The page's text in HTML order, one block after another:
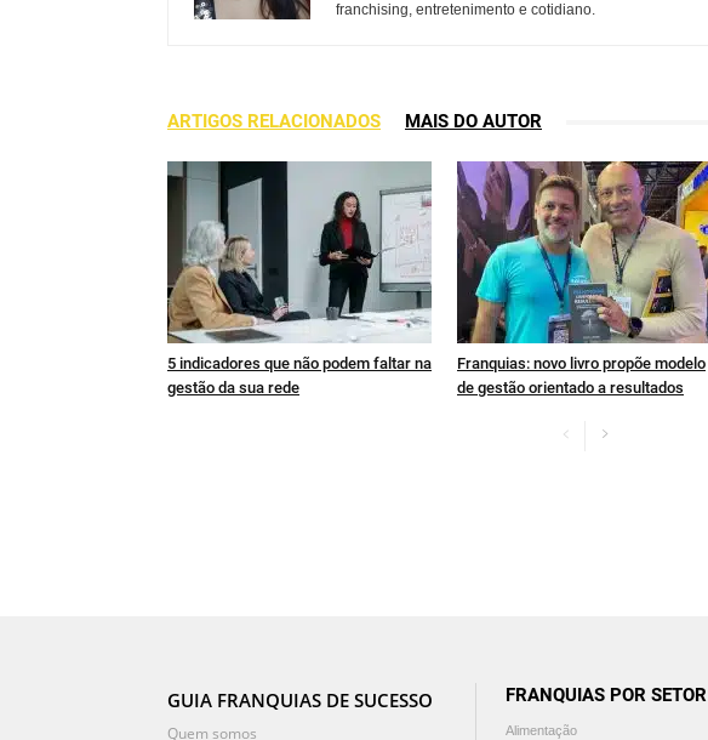
franchising, entretenimento e cotidiano.
ARTIGOS RELACIONADOS MAIS DO AUTOR
5 indicadores que não podem faltar na
gestão da sua rede
Franquias: novo livro propõe modelo
de gestão orientado a resultados
GUIA FRANQUIAS DE SUCESSO
Quem somos
FRANQUIAS POR SETOR
Alimentação